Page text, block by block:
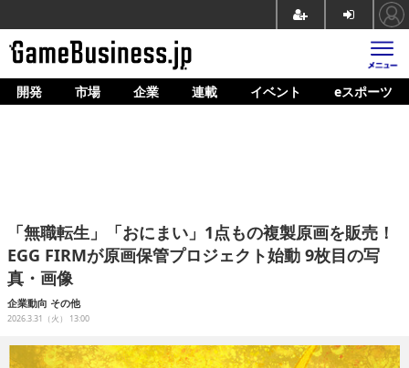
ホーム
企業動向
人材育成
産業政策
連載
開発 市場 企業 連載 イベント eスポーツ
「無職転生」「おにまい」1点もの複製原画を販売！
EGG FIRMが原画保管プロジェクト始動 9枚目の写
真・画像
企業動向 その他
2026.3.31（火） 13:00